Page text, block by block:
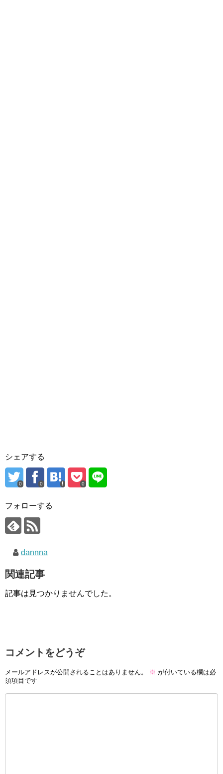
シェアする
0 0 0
フォローする
dannna
関連記事
記事は見つかりませんでした。
コメントをどうぞ
メールアドレスが公開されることはありません。 ※ が付いている欄は必
須項目です